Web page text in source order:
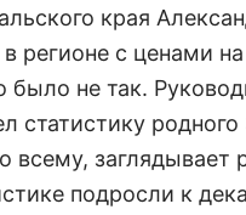
края
в регионе с ценами
было не так.
статистику
всему,
подросли к